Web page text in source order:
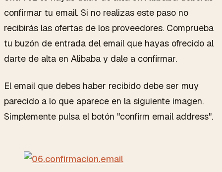
confirmar tu email. Si no realizas este paso no
recibirás las ofertas de los proveedores. Comprueba
tu buzón de entrada del email que hayas ofrecido al
darte de alta en Alibaba y dale a confirmar.
El email que debes haber recibido debe ser muy
parecido a lo que aparece en la siguiente imagen.
Simplemente pulsa el botón "confirm email address".